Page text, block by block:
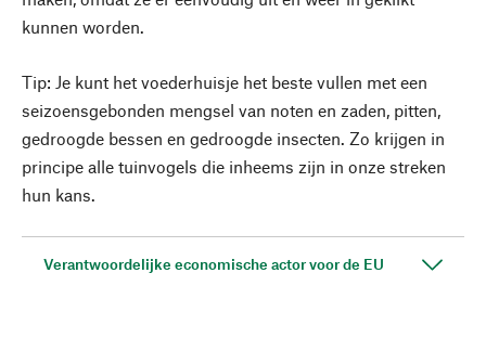
kunnen worden.
Tip: Je kunt het voederhuisje het beste vullen met een
seizoensgebonden mengsel van noten en zaden, pitten,
gedroogde bessen en gedroogde insecten. Zo krijgen in
principe alle tuinvogels die inheems zijn in onze streken
hun kans.
Verantwoordelijke economische actor voor de EU